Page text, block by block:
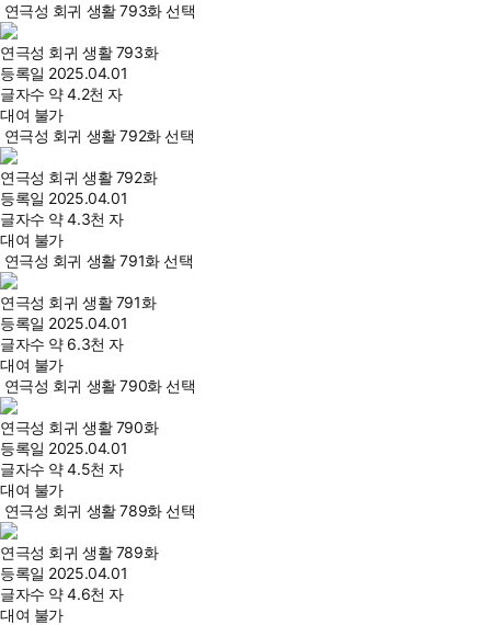
연극성 회귀 생활 793화 선택
연극성 회귀 생활 793화
등록일 2025.04.01
글자수 약 4.2천 자
대여 불가
연극성 회귀 생활 792화 선택
연극성 회귀 생활 792화
등록일 2025.04.01
글자수 약 4.3천 자
대여 불가
연극성 회귀 생활 791화 선택
연극성 회귀 생활 791화
등록일 2025.04.01
글자수 약 6.3천 자
대여 불가
연극성 회귀 생활 790화 선택
연극성 회귀 생활 790화
등록일 2025.04.01
글자수 약 4.5천 자
대여 불가
연극성 회귀 생활 789화 선택
연극성 회귀 생활 789화
등록일 2025.04.01
글자수 약 4.6천 자
대여 불가